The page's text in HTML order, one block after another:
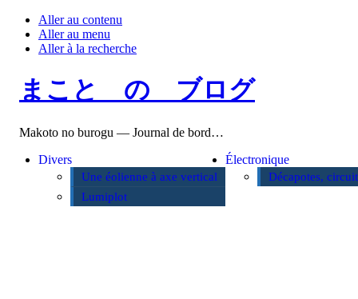
Aller au contenu
Aller au menu
Aller à la recherche
まこと の ブログ
Makoto no burogu — Journal de bord…
Divers
Une éolienne à axe vertical
Lumiplot
Électronique
Décapotes,